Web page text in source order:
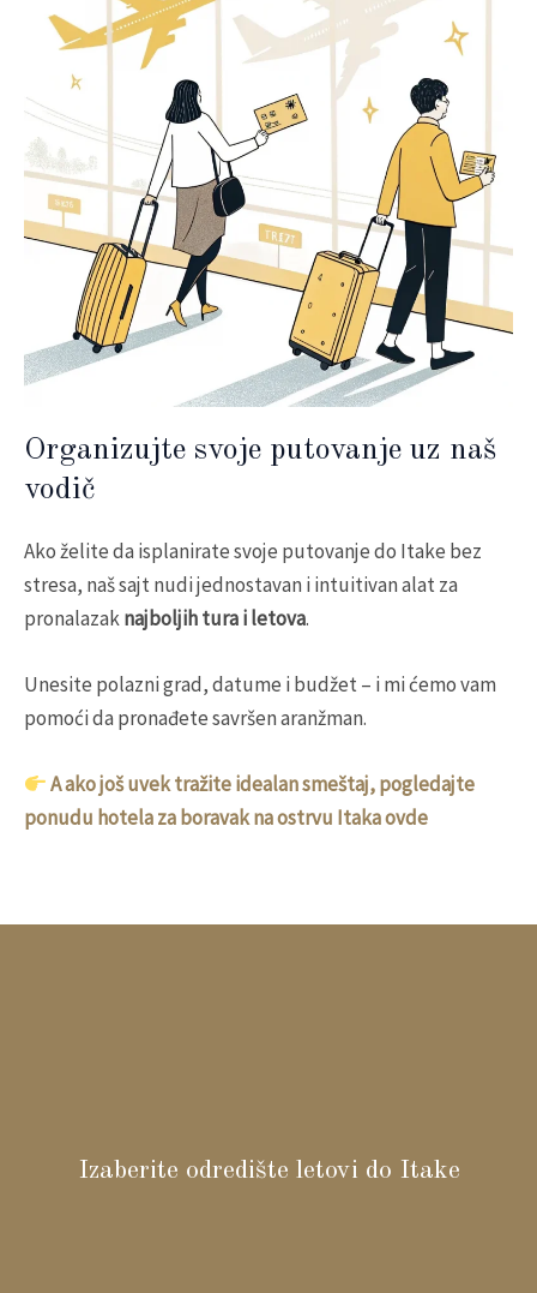
Organizujte svoje putovanje uz naš
vodič
Ako želite da isplanirate svoje putovanje do Itake bez
stresa, naš sajt nudi jednostavan i intuitivan alat za
pronalazaknajboljih tura i letova.
Unesite polazni grad, datume i budžet – i mi ćemo vam
pomoći da pronađete savršen aranžman.
A ako još uvek tražite idealan smeštaj, pogledajte
ponudu hotela za boravak na ostrvu Itaka ovde
Izaberite odredište letovi do Itake